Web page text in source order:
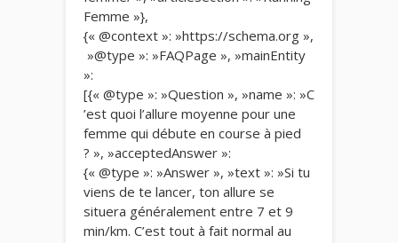
Femme »},
{« @context »: »https://schema.org »,
»@type »: »FAQPage », »mainEntity
»:
[{« @type »: »Question », »name »: »C
’est quoi l’allure moyenne pour une
femme qui débute en course à pied
? », »acceptedAnswer »:
{« @type »: »Answer », »text »: »Si tu
viens de te lancer, ton allure se
situera généralement entre 7 et 9
min/km. C’est tout à fait normal au